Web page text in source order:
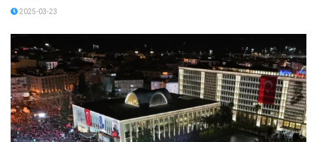
2025-03-23